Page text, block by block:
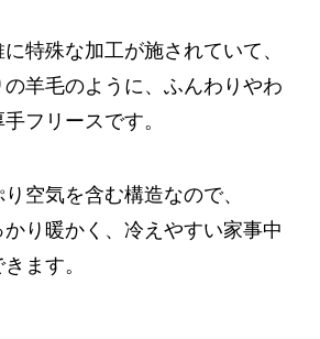
特殊な加工が施されていて、
羊毛のように、ふんわりやわ
フリースです。
空気を含む構造なので、
り暖かく、冷えやすい家事中
ます。